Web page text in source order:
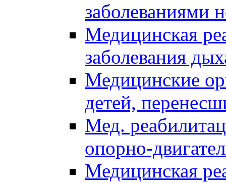
заболеваниями
Медицинская
заболевания
Медицинские
детей,
Мед.
опорно-
Медицинская